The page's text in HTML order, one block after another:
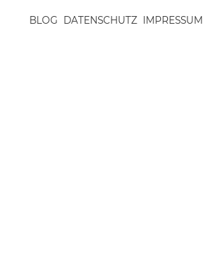
BLOG DATENSCHUTZ IMPRESSUM